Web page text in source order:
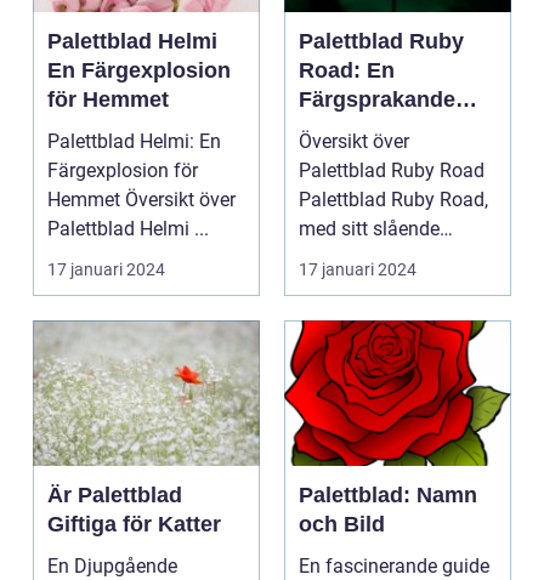
Palettblad Helmi
En Färgexplosion
för Hemmet
Palettblad Helmi: En
Färgexplosion för
Hemmet Översikt över
Palettblad Helmi ...
17 januari 2024
Palettblad Ruby
Road: En
Färgsprakande
Favorit för Hem
Översikt över
Palettblad Ruby Road
Palettblad Ruby Road,
med sitt slående
utseende och
färgsprakan...
17 januari 2024
Är Palettblad
Giftiga för Katter
En Djupgående
Palettblad: Namn
och Bild
En fascinerande guide